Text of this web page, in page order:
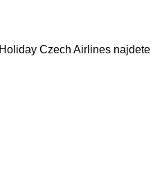
Czech Airlines